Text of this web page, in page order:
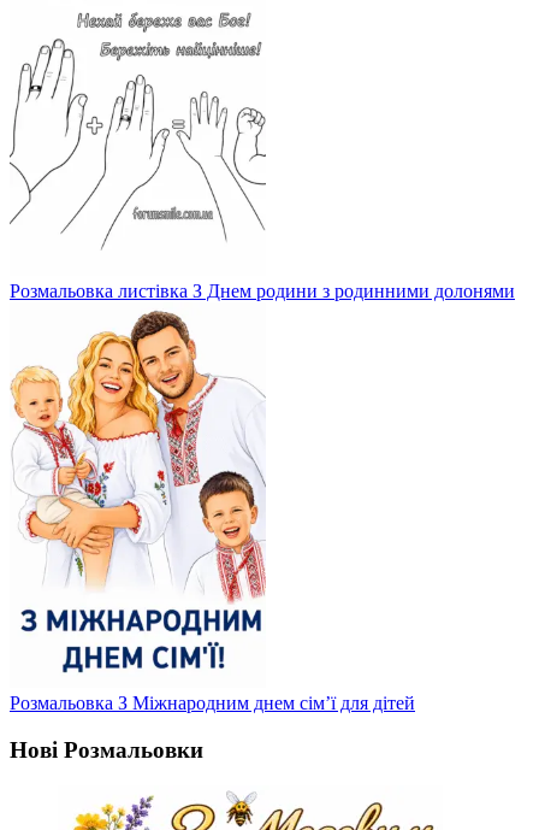
Розмальовка листівка З Днем родини з родинними долонями
Розмальовка З Міжнародним днем сім’ї для дітей
Нові Розмальовки